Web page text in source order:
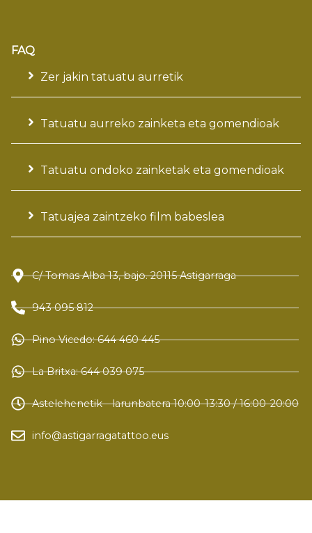
FAQ
Zer jakin tatuatu aurretik
Tatuatu aurreko zainketa eta gomendioak
Tatuatu ondoko zainketak eta gomendioak
Tatuajea zaintzeko film babeslea
C/ Tomas Alba 13, bajo. 20115 Astigarraga
943 095 812
Pino Vicedo: 644 460 445
La Britxa: 644 039 075
Astelehenetik - larunbatera 10:00-13:30 / 16:00-20:00
info@astigarragatattoo.eus